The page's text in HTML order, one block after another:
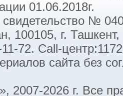
01.06.2018г.
свидетельство №
100105, г.
72. Call-
сайта без
2007-2026 г. Все